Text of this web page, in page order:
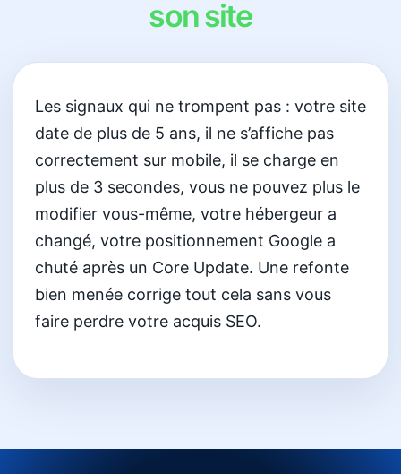
son site
Les signaux qui ne trompent pas : votre site
date de plus de 5 ans, il ne s’affiche pas
correctement sur mobile, il se charge en
plus de 3 secondes, vous ne pouvez plus le
modifier vous-même, votre hébergeur a
changé, votre positionnement Google a
chuté après un Core Update. Une refonte
bien menée corrige tout cela sans vous
faire perdre votre acquis SEO.